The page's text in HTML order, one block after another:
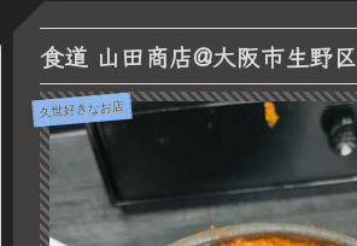
食道 山田商店@大阪市生野区
久世好きなお店